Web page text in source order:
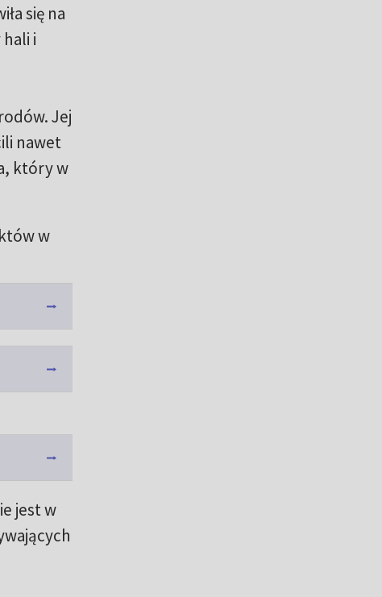
się na
i
Jej
nawet
który w
w
jest w